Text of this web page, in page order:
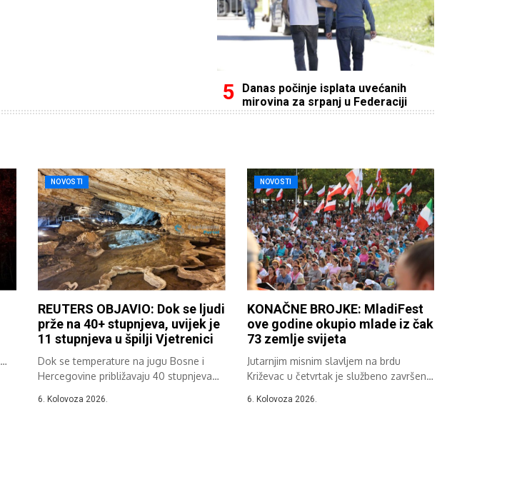
Danas počinje isplata uvećanih
mirovina za srpanj u Federaciji
NOVOSTI
REUTERS OBJAVIO: Dok se ljudi
prže na 40+ stupnjeva, uvijek je
11 stupnjeva u špilji Vjetrenici
Dok se temperature na jugu Bosne i
Hercegovine približavaju 40 stupnjeva
6. Kolovoza 2026.
NOVOSTI
KONAČNE BROJKE: MladiFest
ove godine okupio mlade iz čak
73 zemlje svijeta
Jutarnjim misnim slavljem na brdu
Križevac u četvrtak je službeno završen
6. Kolovoza 2026.